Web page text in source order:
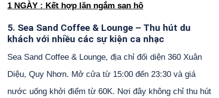
1 NGÀY : Kết hợp lặn ngắm san hô
5. Sea Sand Coffee & Lounge – Thu hút du
khách với nhiều các sự kiện ca nhạc
Sea Sand Coffee & Lounge, địa chỉ đối diện 360 Xuân
Diệu, Quy Nhơn. Mở cửa từ 15:00 đến 23:30 và giá
nước uống khởi điểm từ 60K. Nơi đây không chỉ thu hút